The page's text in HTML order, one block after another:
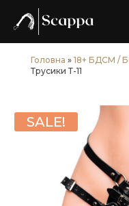
Головна » 18+ БДСМ /
Трусики Т-11
SALE!